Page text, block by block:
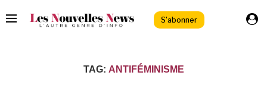
S'abonner
TAG: ANTIFÉMINISME